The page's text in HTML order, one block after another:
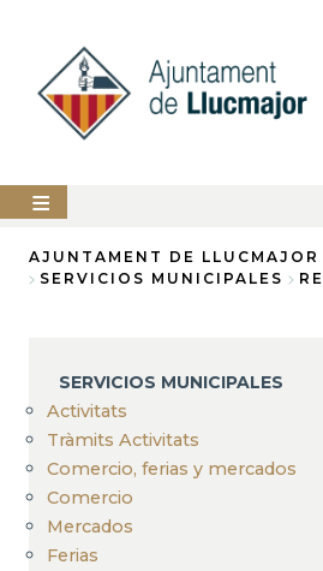
contenido
principal
AYUNTAMIENTO
PERFIL
DEL
ANUNCIOS
de
ayuda
a
la
navegación
AJUNTAMENT DE LLUCMAJOR
SERVICIOS MUNICIPALES
SERVICIOS MUNICIPALES
Activitats
Tràmits Activitats
Comercio, ferias y mercados
Comercio
Mercados
Ferias